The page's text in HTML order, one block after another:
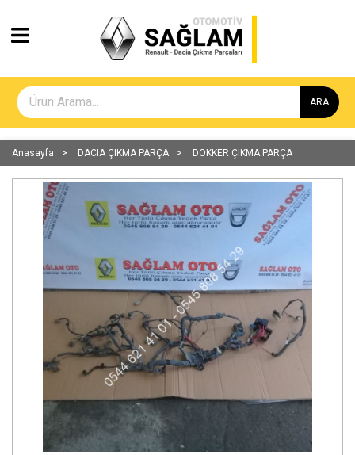
ARA
Anasayfa DACIA ÇIKMA PARÇA DOKKER ÇIKMA PARÇA